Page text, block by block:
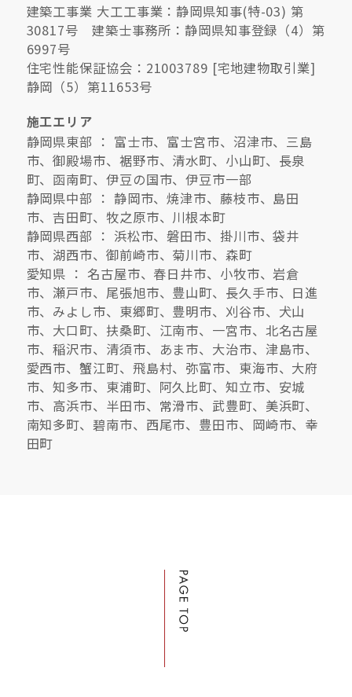
サイトマップ プライバシーポリシー
よくある質問
CLOSE
建築工事業 大工工事業：静岡県知事(特-03) 第
30817号 建築士事務所：静岡県知事登録（4）第
6997号
住宅性能保証協会：21003789 [宅地建物取引業]
静岡（5）第11653号
施工エリア
静岡県東部 ： 富士市、富士宮市、沼津市、三島
市、御殿場市、裾野市、清水町、小山町、長泉
町、函南町、伊豆の国市、伊豆市一部
静岡県中部 ： 静岡市、焼津市、藤枝市、島田
市、吉田町、牧之原市、川根本町
静岡県西部 ： 浜松市、磐田市、掛川市、袋井
市、湖西市、御前崎市、菊川市、森町
愛知県 ： 名古屋市、春日井市、小牧市、岩倉
市、瀬戸市、尾張旭市、豊山町、長久手市、日進
市、みよし市、東郷町、豊明市、刈谷市、犬山
市、大口町、扶桑町、江南市、一宮市、北名古屋
市、稲沢市、清須市、あま市、大治市、津島市、
愛西市、蟹江町、飛島村、弥富市、東海市、大府
市、知多市、東浦町、阿久比町、知立市、安城
市、高浜市、半田市、常滑市、武豊町、美浜町、
南知多町、碧南市、西尾市、豊田市、岡崎市、幸
田町